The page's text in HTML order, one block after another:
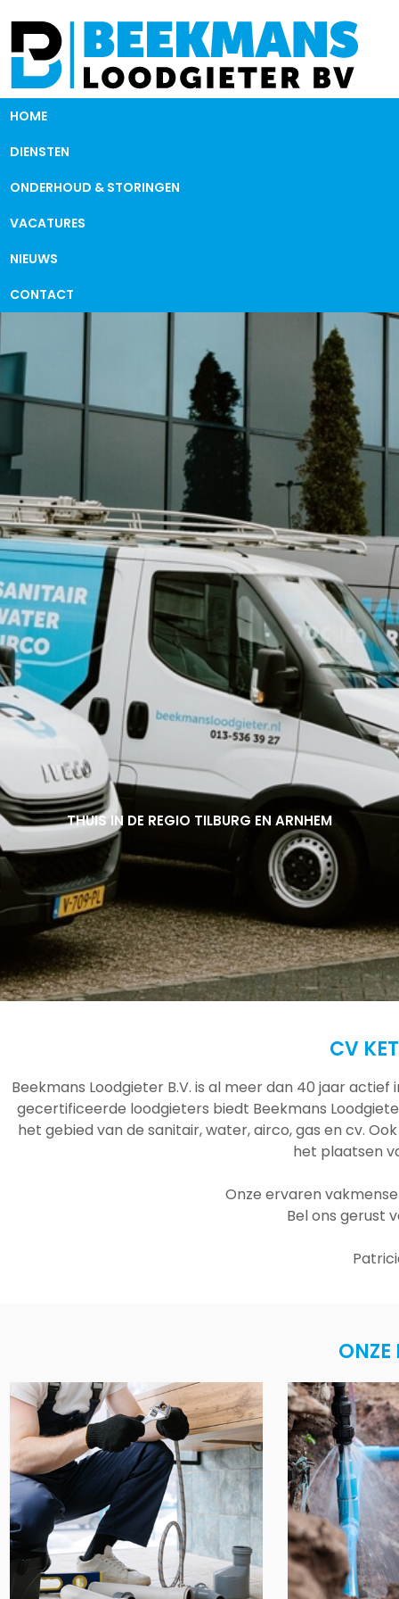
HOME
DIENSTEN
ONDERHOUD & STORINGEN
VACATURES
NIEUWS
CONTACT
THUIS IN DE REGIO TILBURG EN ARNHEM
THUIS IN DE REGIO TILBURG EN ARNHEM
THUIS IN DE REGIO TILBURG EN ARNHEM
CV
Beekmans Loodgieter B.V. is al meer dan 40 jaar
gecertificeerde loodgieters biedt Beekmans
het gebied van de sanitair, water, airco, gas en cv.
het plaatsen
Onze ervaren
Bel ons gerust
ONZE